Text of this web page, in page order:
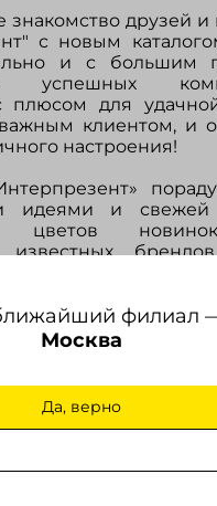
филиал
Москва
Да, верно
знакомство друзей и
с новым
и с большим
плюсом для
клиентом, и
настроения!
идеями и свежей
цветов
брендов
создадут
ярких сувениров.